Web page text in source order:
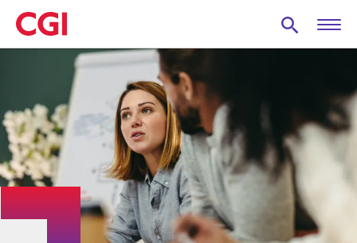
Skip
to
main